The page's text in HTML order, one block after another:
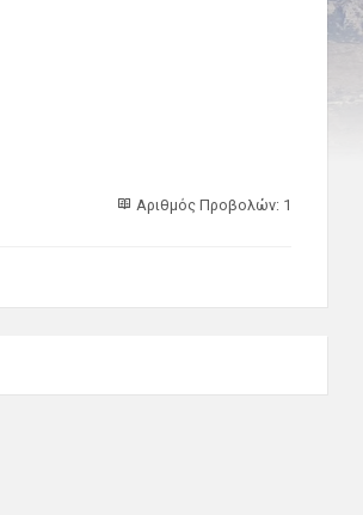
Αριθμός Προβολών: 1